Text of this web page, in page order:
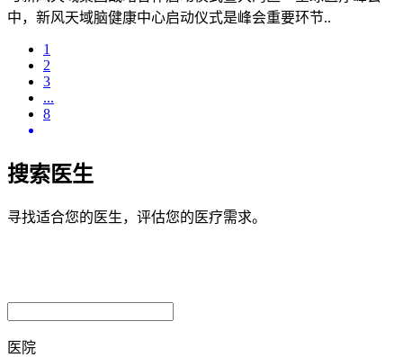
中，新风天域脑健康中心启动仪式是峰会重要环节..
1
2
3
...
8
搜索医生
寻找适合您的医生，评估您的医疗需求。
医院